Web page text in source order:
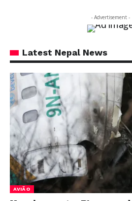
- Advertisement -
Latest Nepal News
AVIÃO